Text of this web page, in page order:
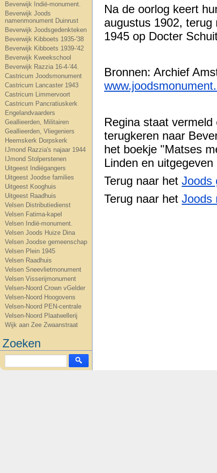
Beverwijk Indië-monument.
Beverwijk Joods
namenmonument Duinrust
Beverwijk Joodsgedenkteken
Beverwijk Kibboets 1935-'38
Beverwijk Kibboets 1939-'42
Beverwijk Kweekschool
Beverwijk Razzia 16-4-'44.
Castricum Joodsmonument
Castricum Lancaster 1943
Castricum Limmervoort
Castricum Pancratiuskerk
Engelandvaarders
Geallieerden, Militairen
Geallieerden, Vliegeniers
Heemskerk Dorpskerk
IJmond Razzia's najaar 1944
IJmond Stolperstenen
Uitgeest Indiëgangers
Uitgeest Joodse families
Uitgeest Kooghuis
Uitgeest Raadhuis
Velsen Distributiedienst
Velsen Fatima-kapel
Velsen Indië-monument.
Velsen Joods Huize Dina
Velsen Joodse gemeenschap
Velsen Plein 1945
Velsen Raadhuis
Velsen Sneevlietmonument
Velsen Visserijmonument
Velsen-Noord Crown vGelder
Velsen-Noord Hoogovens
Velsen-Noord PEN-centrale
Velsen-Noord Plaatwellerij
Wijk aan Zee Zwaanstraat
Zoeken
Na de oorlog keert
augustus 1902,
1945 op Docter
Bronnen: Archief
Regina staat
terugkeren naar
het boekje "Matses
Linden en uitgegeven
Terug naar het Joods
Terug naar het Joods